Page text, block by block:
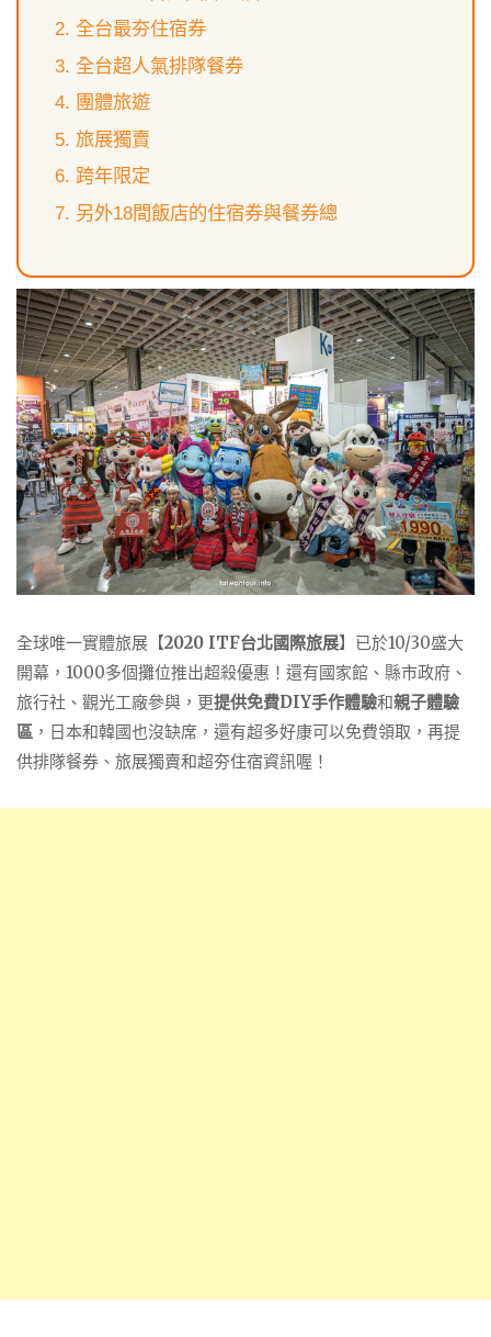
全台最夯住宿券
全台超人氣排隊餐券
團體旅遊
旅展獨賣
跨年限定
另外18間飯店的住宿券與餐券總
全球唯一實體旅展【2020 ITF台北國際旅展】已於10/30盛大
開幕，1000多個攤位推出超殺優惠！還有國家館、縣市政府、
旅行社、觀光工廠參與，更提供免費DIY手作體驗和親子體驗
區 ，日本和韓國也沒缺席，還有超多好康可以免費領取，再提
供排隊餐券、旅展獨賣和超夯住宿資訊喔！